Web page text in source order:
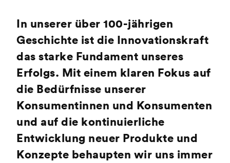
In unserer über 100-jährigen
Geschichte ist die Innovationskraft
das starke Fundament unseres
Erfolgs. Mit einem klaren Fokus auf
die Bedürfnisse unserer
Konsumentinnen und Konsumenten
und auf die kontinuierliche
Entwicklung neuer Produkte und
Konzepte behaupten wir uns immer